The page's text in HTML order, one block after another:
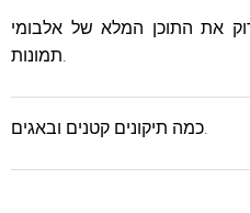
את התוכן המלא של אלבומי
תמונות.
כמה תיקונים קטנים ובאגים.